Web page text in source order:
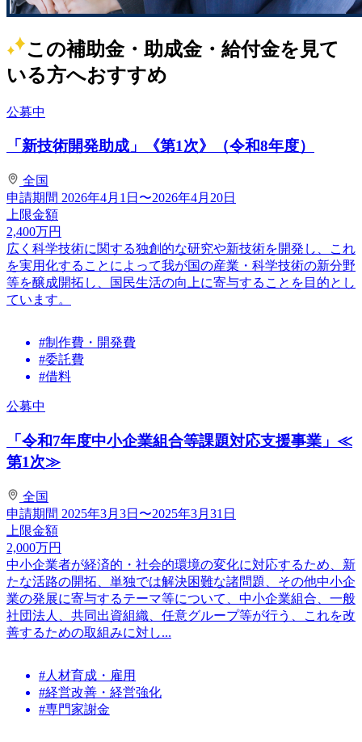
この補助金・助成金・給付金を見て
いる方へおすすめ
公募中
「新技術開発助成」《第1次》（令和8年度）
全国
申請期間 2026年4月1日〜2026年4月20日
上限金額
2,400万円
広く科学技術に関する独創的な研究や新技術を開発し、これ
を実用化することによって我が国の産業・科学技術の新分野
等を醸成開拓し、国民生活の向上に寄与することを目的とし
ています。
#制作費・開発費
#委託費
#借料
公募中
「令和7年度中小企業組合等課題対応支援事業」≪
第1次≫
全国
申請期間 2025年3月3日〜2025年3月31日
上限金額
2,000万円
中小企業者が経済的・社会的環境の変化に対応するため、新
たな活路の開拓、単独では解決困難な諸問題、その他中小企
業の発展に寄与するテーマ等について、中小企業組合、一般
社団法人、共同出資組織、任意グループ等が行う、これを改
善するための取組みに対し...
#人材育成・雇用
#経営改善・経営強化
#専門家謝金